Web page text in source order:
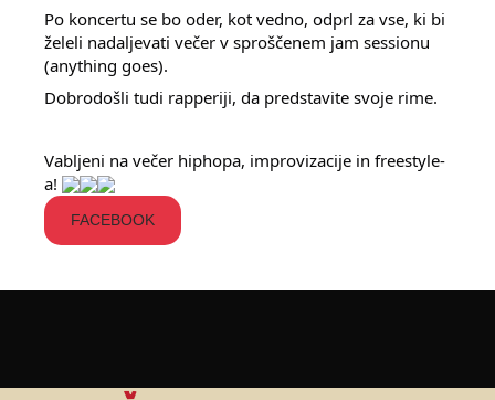
Po koncertu se bo oder, kot vedno, odprl za vse, ki bi
želeli nadaljevati večer v sproščenem jam sessionu
(anything goes).
Dobrodošli tudi rapperiji, da predstavite svoje rime.
Vabljeni na večer hiphopa, improvizacije in freestyle-
a!
FACEBOOK